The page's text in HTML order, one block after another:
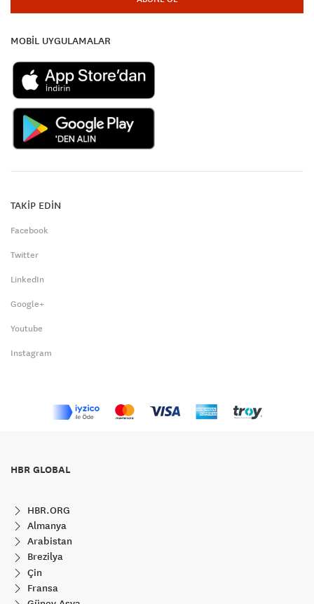
MOBİL UYGULAMALAR
TAKİP EDİN
Facebook
Twitter
LinkedIn
Google+
Youtube
Instagram
HBR GLOBAL
HBR.ORG
Almanya
Arabistan
Brezilya
Çin
Fransa